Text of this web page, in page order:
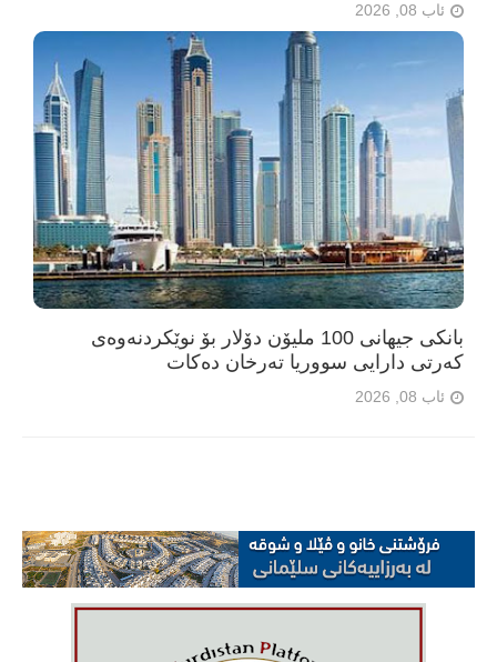
ئاب 08, 2026
بانکی جیهانی 100 ملیۆن دۆلار بۆ نوێکردنەوەی
کەرتی دارایی سووریا تەرخان دەکات
ئاب 08, 2026